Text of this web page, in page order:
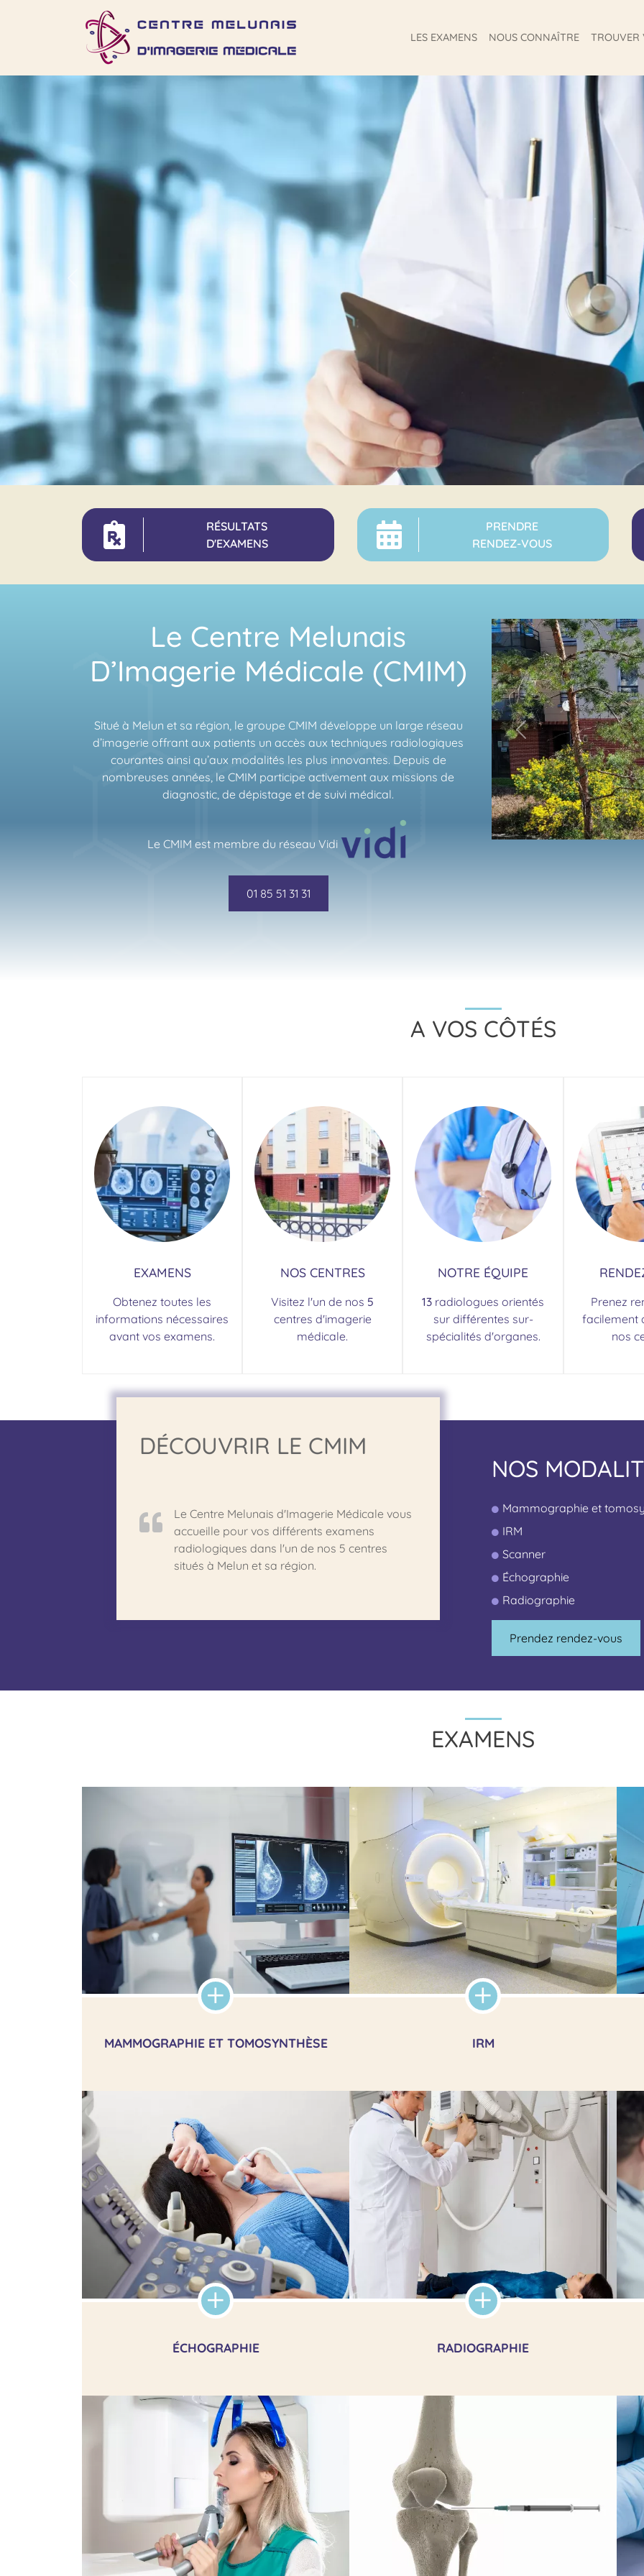
LES EXAMENS NOUS CONNAÎTRE TROUVER
RÉSULTATS
D'EXAMENS
PRENDRE
RENDEZ-VOUS
Le Centre Melunais
D’Imagerie Médicale (CMIM)
Situé à Melun et sa région, le groupe CMIM développe un large réseau
d’imagerie offrant aux patients un accès aux techniques radiologiques
courantes ainsi qu’aux modalités les plus innovantes. Depuis de
nombreuses années, le CMIM participe activement aux missions de
diagnostic, de dépistage et de suivi médical.
Le CMIM est membre du réseau Vidi
01 85 51 31 31
Previous
A VOS CÔTÉS
EXAMENS
Obtenez toutes les
informations nécessaires
avant vos examens.
NOS CENTRES
Visitez l'un de nos 5
centres d'imagerie
médicale.
NOTRE ÉQUIPE
13 radiologues orientés
sur différentes sur-
spécialités d'organes.
Prenez
facilement
nos
DÉCOUVRIR LE CMIM
Le Centre Melunais d'Imagerie Médicale vous
accueille pour vos différents examens
radiologiques dans l'un de nos 5 centres
situés à Melun et sa région.
NOS
Mammographie et
IRM
Scanner
Échographie
Radiographie
Prendez rendez-vous
EXAMENS
MAMMOGRAPHIE ET TOMOSYNTHÈSE IRM
ÉCHOGRAPHIE RADIOGRAPHIE